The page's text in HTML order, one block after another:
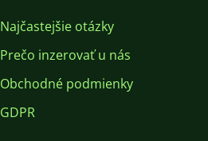
Najčastejšie otázky
Prečo inzerovať u nás
Obchodné podmienky
GDPR